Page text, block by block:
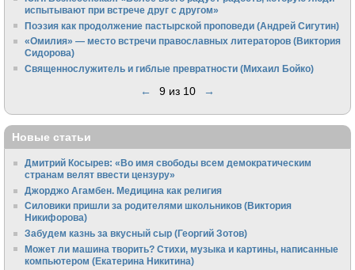
испытывают при встрече друг с другом»
Поэзия как продолжение пастырской проповеди (Андрей Сигутин)
«Омилия» — место встречи православных литераторов (Виктория
Сидорова)
Священнослужитель и гиблые превратности (Михаил Бойко)
← 9 из 10 →
Новые статьи
Дмитрий Косырев: «Во имя свободы всем демократическим
странам велят ввести цензуру»
Джорджо Агамбен. Медицина как религия
Силовики пришли за родителями школьников (Виктория
Никифорова)
Забудем казнь за вкусный сыр (Георгий Зотов)
Может ли машина творить? Стихи, музыка и картины, написанные
компьютером (Екатерина Никитина)